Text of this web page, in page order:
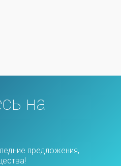
на
предложения,